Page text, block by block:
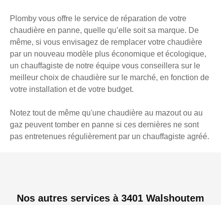
Plomby vous offre le service de réparation de votre
chaudière en panne, quelle qu’elle soit sa marque. De
même, si vous envisagez de remplacer votre chaudière
par un nouveau modèle plus économique et écologique,
un chauffagiste de notre équipe vous conseillera sur le
meilleur choix de chaudière sur le marché, en fonction de
votre installation et de votre budget.
Notez tout de même qu'une chaudière au mazout ou au
gaz peuvent tomber en panne si ces dernières ne sont
pas entretenues régulièrement par un chauffagiste agréé.
Nos autres services à 3401 Walshoutem